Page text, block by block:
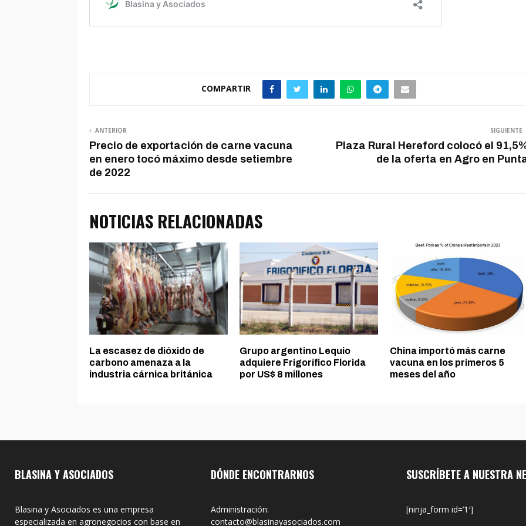
COMPARTIR
ANTERIOR
Precio de exportación de carne vacuna
en enero tocó máximo desde setiembre
de 2022
SIGUIENTE
Plaza Rural Hereford colocó el
de la oferta en Agro en
NOTICIAS RELACIONADAS
La escasez de dióxido de
carbono amenaza a la
industria cárnica británica
Grupo argentino Lequio
adquiere Frigorífico Florida
por US$ 8 millones
China importó más carne
vacuna en los primeros 5
meses del año
BLASINA Y ASOCIADOS
Blasina y Asociados es una empresa
especializada en agronegocios con base en
DÓNDE ENCONTRARNOS
Administración:
contacto@blasinayasociados.com
SUSCRÍBETE A NUESTRA
[ninja_form id=’1′]